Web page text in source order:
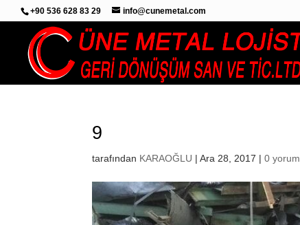
+90 536 628 83 29 info@cunemetal.com
9
tarafından KARAOĞLU |Ara 28, 2017 |0 yorum